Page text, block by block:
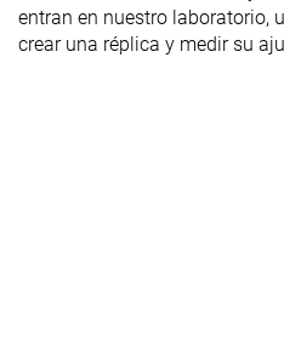
entran en nuestro laboratorio,
crear una réplica y medir su